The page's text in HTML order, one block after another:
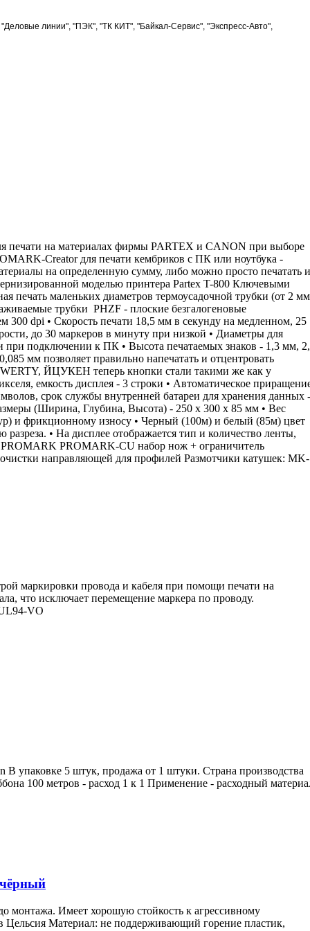
"Деловые линии", "ПЭК", "ТК КИТ", "Байкал-Сервис", "Экспресс-Авто",
печати на материалах фирмы PARTEX и CANON при выборе
Creator для печати кембриков с ПК или ноутбука -
на определенную сумму, либо можно просто печатать
моделью принтера Partex T-800 Ключевыми
печать маленьких диаметров термоусадочной трубки (от 2
трубки PHZF - плоские безгалогеновые
300 dpi • Скорость печати 18,5 мм в секунду на медленном, 25
до 30 маркеров в минуту при низкой • Диаметры для
подключении к ПК • Высота печатаемых знаков - 1,3 мм,
мм позволяет правильно напечатать и отцентровать
ЙЦУКЕН теперь кнопки стали такими же как у
емкость дисплея - 3 строки • Автоматическое
срок службы внутренней батареи для хранения данных -
(Ширина, Глубина, Высота) - 250 х 300 х 85 мм • Вес
и фрикционному износу • Черный (100м) и белый (85м) цвет
• На дисплее отображается тип и количество ленты,
PROMARK-CU набор нож + ограничитель
направляющей для профилей Размотчики катушек: MK-
маркировки провода и кабеля при помощи печати на
что исключает перемещение маркера по проводу.
VO
упаковке 5 штук, продажа от 1 штуки. Страна производства
100 метров - расход 1 к 1 Применение - расходный
монтажа. Имеет хорошую стойкость к агрессивному
Цельсия Материал: не поддерживающий горение пластик,